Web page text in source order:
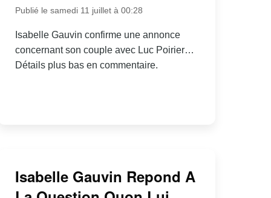
Publié le samedi 11 juillet à 00:28
Isabelle Gauvin confirme une annonce
concernant son couple avec Luc Poirier…
Détails plus bas en commentaire.
Isabelle Gauvin Repond A